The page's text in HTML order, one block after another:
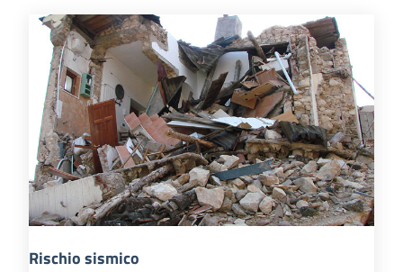
Rischio sismico